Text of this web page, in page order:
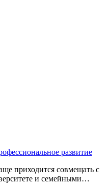
развитие
приходится совмещать с
и семейными…